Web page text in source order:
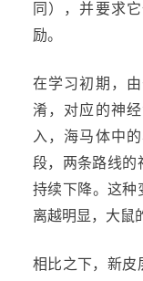
同），并要求
励。
在学习初期，
淆，对应的神
入，海马体中
段，两条路线的
持续下降。这
离越明显，大鼠
相比之下，新皮